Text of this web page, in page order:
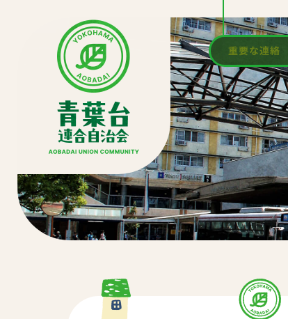
重要な連絡